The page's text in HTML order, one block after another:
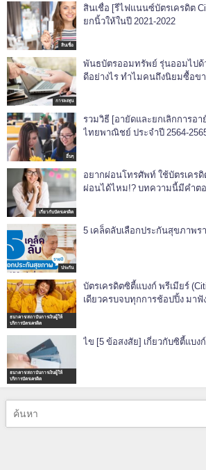
สินเชื่อ
สินเชื่อ [รีไฟแนนซ์บัตรเครดิต
ยกนิ้วให้ในปี 2021-2022
การลงทุน
พันธบัตรออมทรัพย์ รุ่นออมไปด้
ดีอย่างไร ทำไมคนถึงนิยมซื้อข
อื่นๆ
รวมวิธี [อายัดและยกเลิกการอา
ไทยพาณิชย์ ประจำปี 2564-
เกี่ยวกับบัตรเครดิต
อยากผ่อนโทรศัพท์ ใช้บัตรเคร
ผ่อนได้ไหม!? บทความนี้มีคำต
ประกัน
5 เคล็ดลับเลือกประกันสุขภาพ
ธนาคาร/สถาบันการเงินผู้ให้
บริการบัตรเครดิต
บัตรเครดิตซิตี้แบงก์ พรีเมียร์
เดียวครบจบทุกการช้อปปิ้ง มาฟั
ธนาคาร/สถาบันการเงินผู้ให้
บริการบัตรเครดิต
ไข [5 ข้อสงสัย] เกี่ยวกับซิตี้แบง